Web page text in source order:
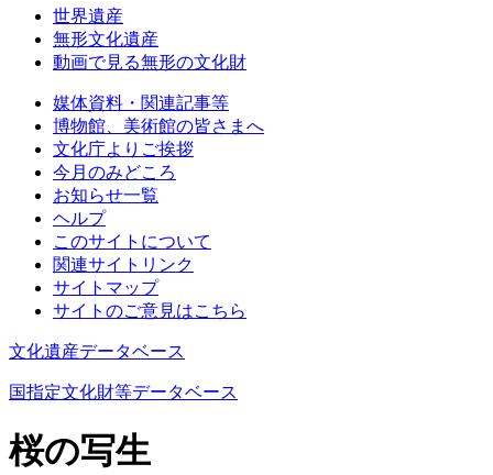
世界遺産
無形文化遺産
動画で見る無形の文化財
媒体資料・関連記事等
博物館、美術館の皆さまへ
文化庁よりご挨拶
今月のみどころ
お知らせ一覧
ヘルプ
このサイトについて
関連サイトリンク
サイトマップ
サイトのご意見はこちら
文化遺産データベース
国指定文化財等データベース
桜の写生